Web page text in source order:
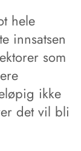
hele
innsatsen
som
ikke
det vil bli